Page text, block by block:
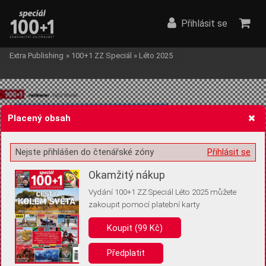
Žádost o souhlas s ukládáním volitelných informací
Pro základní fungování webu nepotřebujeme ukládat žádné informace
(tzv. cookies apod.). Rádi bychom vás ale požádali o souhlas s
uložením volitelných informací:
Anonymní unikátní ID
Přihlásit se
Extra Publishing » 100+1 ZZ Speciál » Léto 2025
Placený obsah
Přihlásit se
Nejste přihlášen do čtenářské zóny
Okamžitý nákup
Vydání 100+1 ZZ Speciál Léto 2025 můžete
zakoupit pomocí platební karty
Koupit (99 Kč)
Předplatit